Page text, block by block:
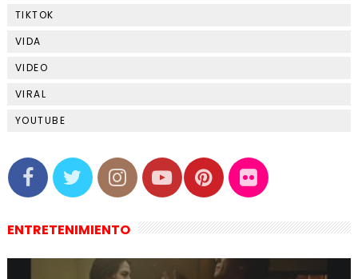
TIKTOK
VIDA
VIDEO
VIRAL
YOUTUBE
ENTRETENIMIENTO